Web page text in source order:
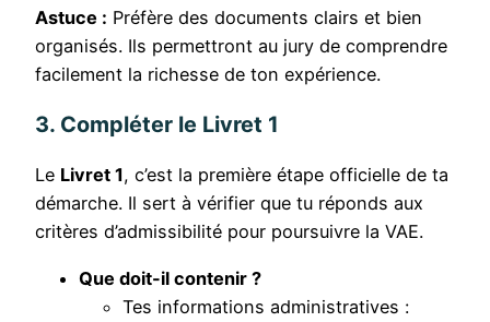
Astuce : Préfère des documents clairs et bien
organisés. Ils permettront au jury de comprendre
facilement la richesse de ton expérience.
3. Compléter le Livret 1
Le Livret 1, c’est la première étape officielle de ta
démarche. Il sert à vérifier que tu réponds aux
critères d’admissibilité pour poursuivre la VAE.
Que doit-il contenir ?
Tes informations administratives :